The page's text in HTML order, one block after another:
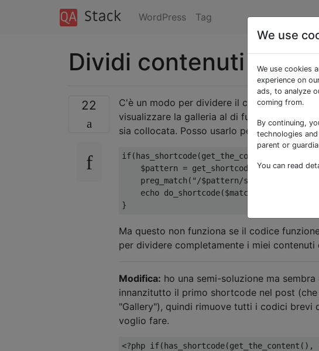
WordPress Tag
Dividi contenuti e
22
C'è un modo per dividere il contenuto del
visualizzare la galleria al di fuori del mio
sia collocata. Posso usarlo per ottenere lo
if(has_shortcode(get_the_content
    $pattern
= get_shortcode_regex();
    preg_match
( "/$pattern/s"
    echo do_shortcode
($matches
}
Ma questo non funziona se il codice
per dividere completamente i miei contenuti
Modifica: ho una semi-soluzione ma
innanzitutto il primo shortcode nel post
"Gallery"), quindi rimuove tutti i codici
voglio fare.
<?php if(has_shortcode(get_the_content (),
We use
We use cookies
experience on
ads, to analyze
coming from.
By continuing,
technologies
parent or
You can read